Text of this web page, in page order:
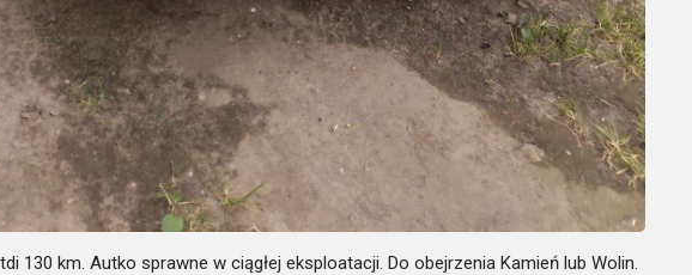
130 km. Autko sprawne w ciągłej eksploatacji. Do obejrzenia Kamień lub Wolin.